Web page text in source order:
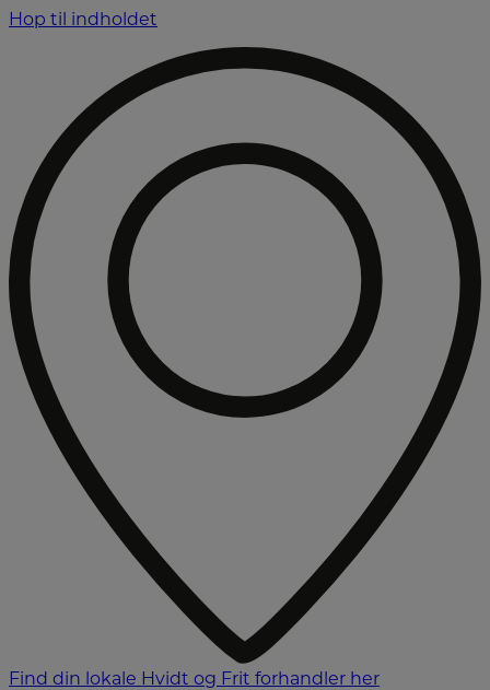
Hop til indholdet
Find din lokale Hvidt og Frit forhandler her